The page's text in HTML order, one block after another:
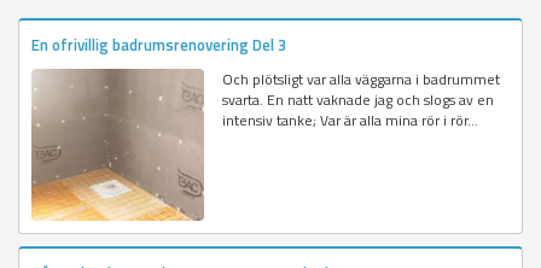
En ofrivillig badrumsrenovering Del 3
Och plötsligt var alla väggarna i badrummet
svarta. En natt vaknade jag och slogs av en
intensiv tanke; Var är alla mina rör i rör...